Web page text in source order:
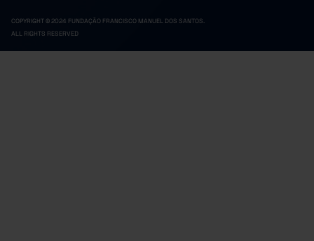
COPYRIGHT © 2024 FUNDAÇÃO FRANCISCO MANUEL DOS SANTOS.
ALL RIGHTS RESERVED